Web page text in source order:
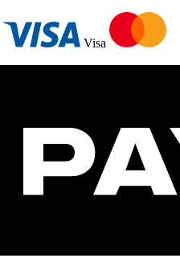
Visa